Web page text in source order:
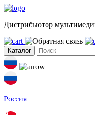
Дистрибьютор
Каталог
Россия